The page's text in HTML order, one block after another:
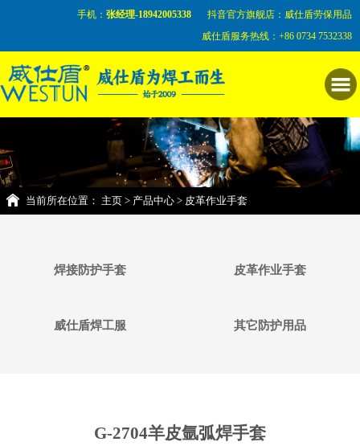
抖音官方旗舰店：威仕盾劳保用品
手机： 张经理-18942005338
威仕盾服务热线： +86 0734 7532338
当前所在位置： 主页 > 产品中心 > 皮革作业手套
焊接防护手套 皮革作业手套
威仕盾焊工服 其它防护用品
G-2704羊皮氩弧焊手套